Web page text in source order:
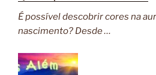
É possível descobrir cores na
nascimento? Desde …